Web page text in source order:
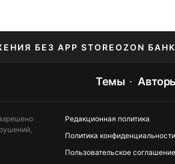
БЕЗ APP STOREOZON
Темы
Редакционная политика
Политика конфиденциальности
Пользовательское соглашение